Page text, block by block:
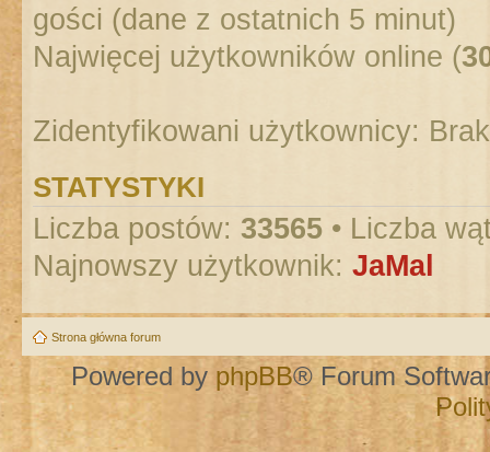
gości (dane z ostatnich 5 minut)
Najwięcej użytkowników online (
Zidentyfikowani użytkownicy:
STATYSTYKI
Liczba postów: 33565 • Liczba
Najnowszy użytkownik: JaMal
Strona główna forum
Powered by phpBB® Forum